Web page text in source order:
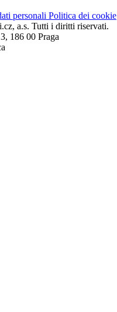
personali Politica dei cookie
a.s. Tutti i diritti riservati.
186 00 Praga